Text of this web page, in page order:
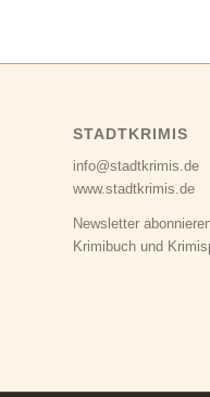
STADTKRIMIS
info@stadtkrimis.de
www.stadtkrimis.de
Newsletter
Krimibuch und